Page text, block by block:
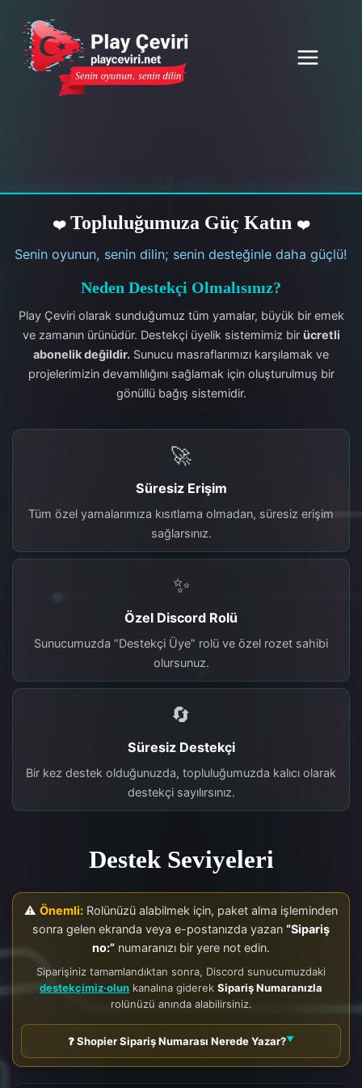
content
❤️Topluluğumuza Güç Katın ❤️
Senin oyunun, senin dilin; senin desteğinle daha güçlü!
Neden Destekçi Olmalısınız?
Play Çeviri olarak sunduğumuz tüm yamalar, büyük bir emek
ve zamanın ürünüdür. Destekçi üyelik sistemimiz bir ücretli
abonelik değildir. Sunucu masraflarımızı karşılamak ve
projelerimizin devamlılığını sağlamak için oluşturulmuş bir
gönüllü bağış sistemidir.
🚀
Süresiz Erişim
Tüm özel yamalarımıza kısıtlama olmadan, süresiz erişim
sağlarsınız.
✨
Özel Discord Rolü
Sunucumuzda “Destekçi Üye” rolü ve özel rozet sahibi
olursunuz.
🔄
Süresiz Destekçi
Bir kez destek olduğunuzda, topluluğumuzda kalıcı olarak
destekçi sayılırsınız.
Destek Seviyeleri
⚠️ Önemli: Rolünüzü alabilmek için, paket alma işleminden
sonra gelen ekranda veya e-postanızda yazan “Sipariş
no:” numaranızı bir yere not edin.
Siparişiniz tamamlandıktan sonra, Discord sunucumuzdaki
destekçimiz∙olun kanalına giderek Sipariş Numaranızla
rolünüzü anında alabilirsiniz.
❓ Shopier Sipariş Numarası Nerede Yazar?